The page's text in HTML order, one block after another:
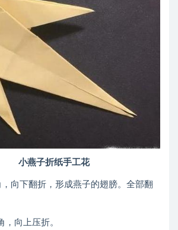
小燕子折纸手工花
下翻折，形成燕子的翅膀。全部翻
向上压折。